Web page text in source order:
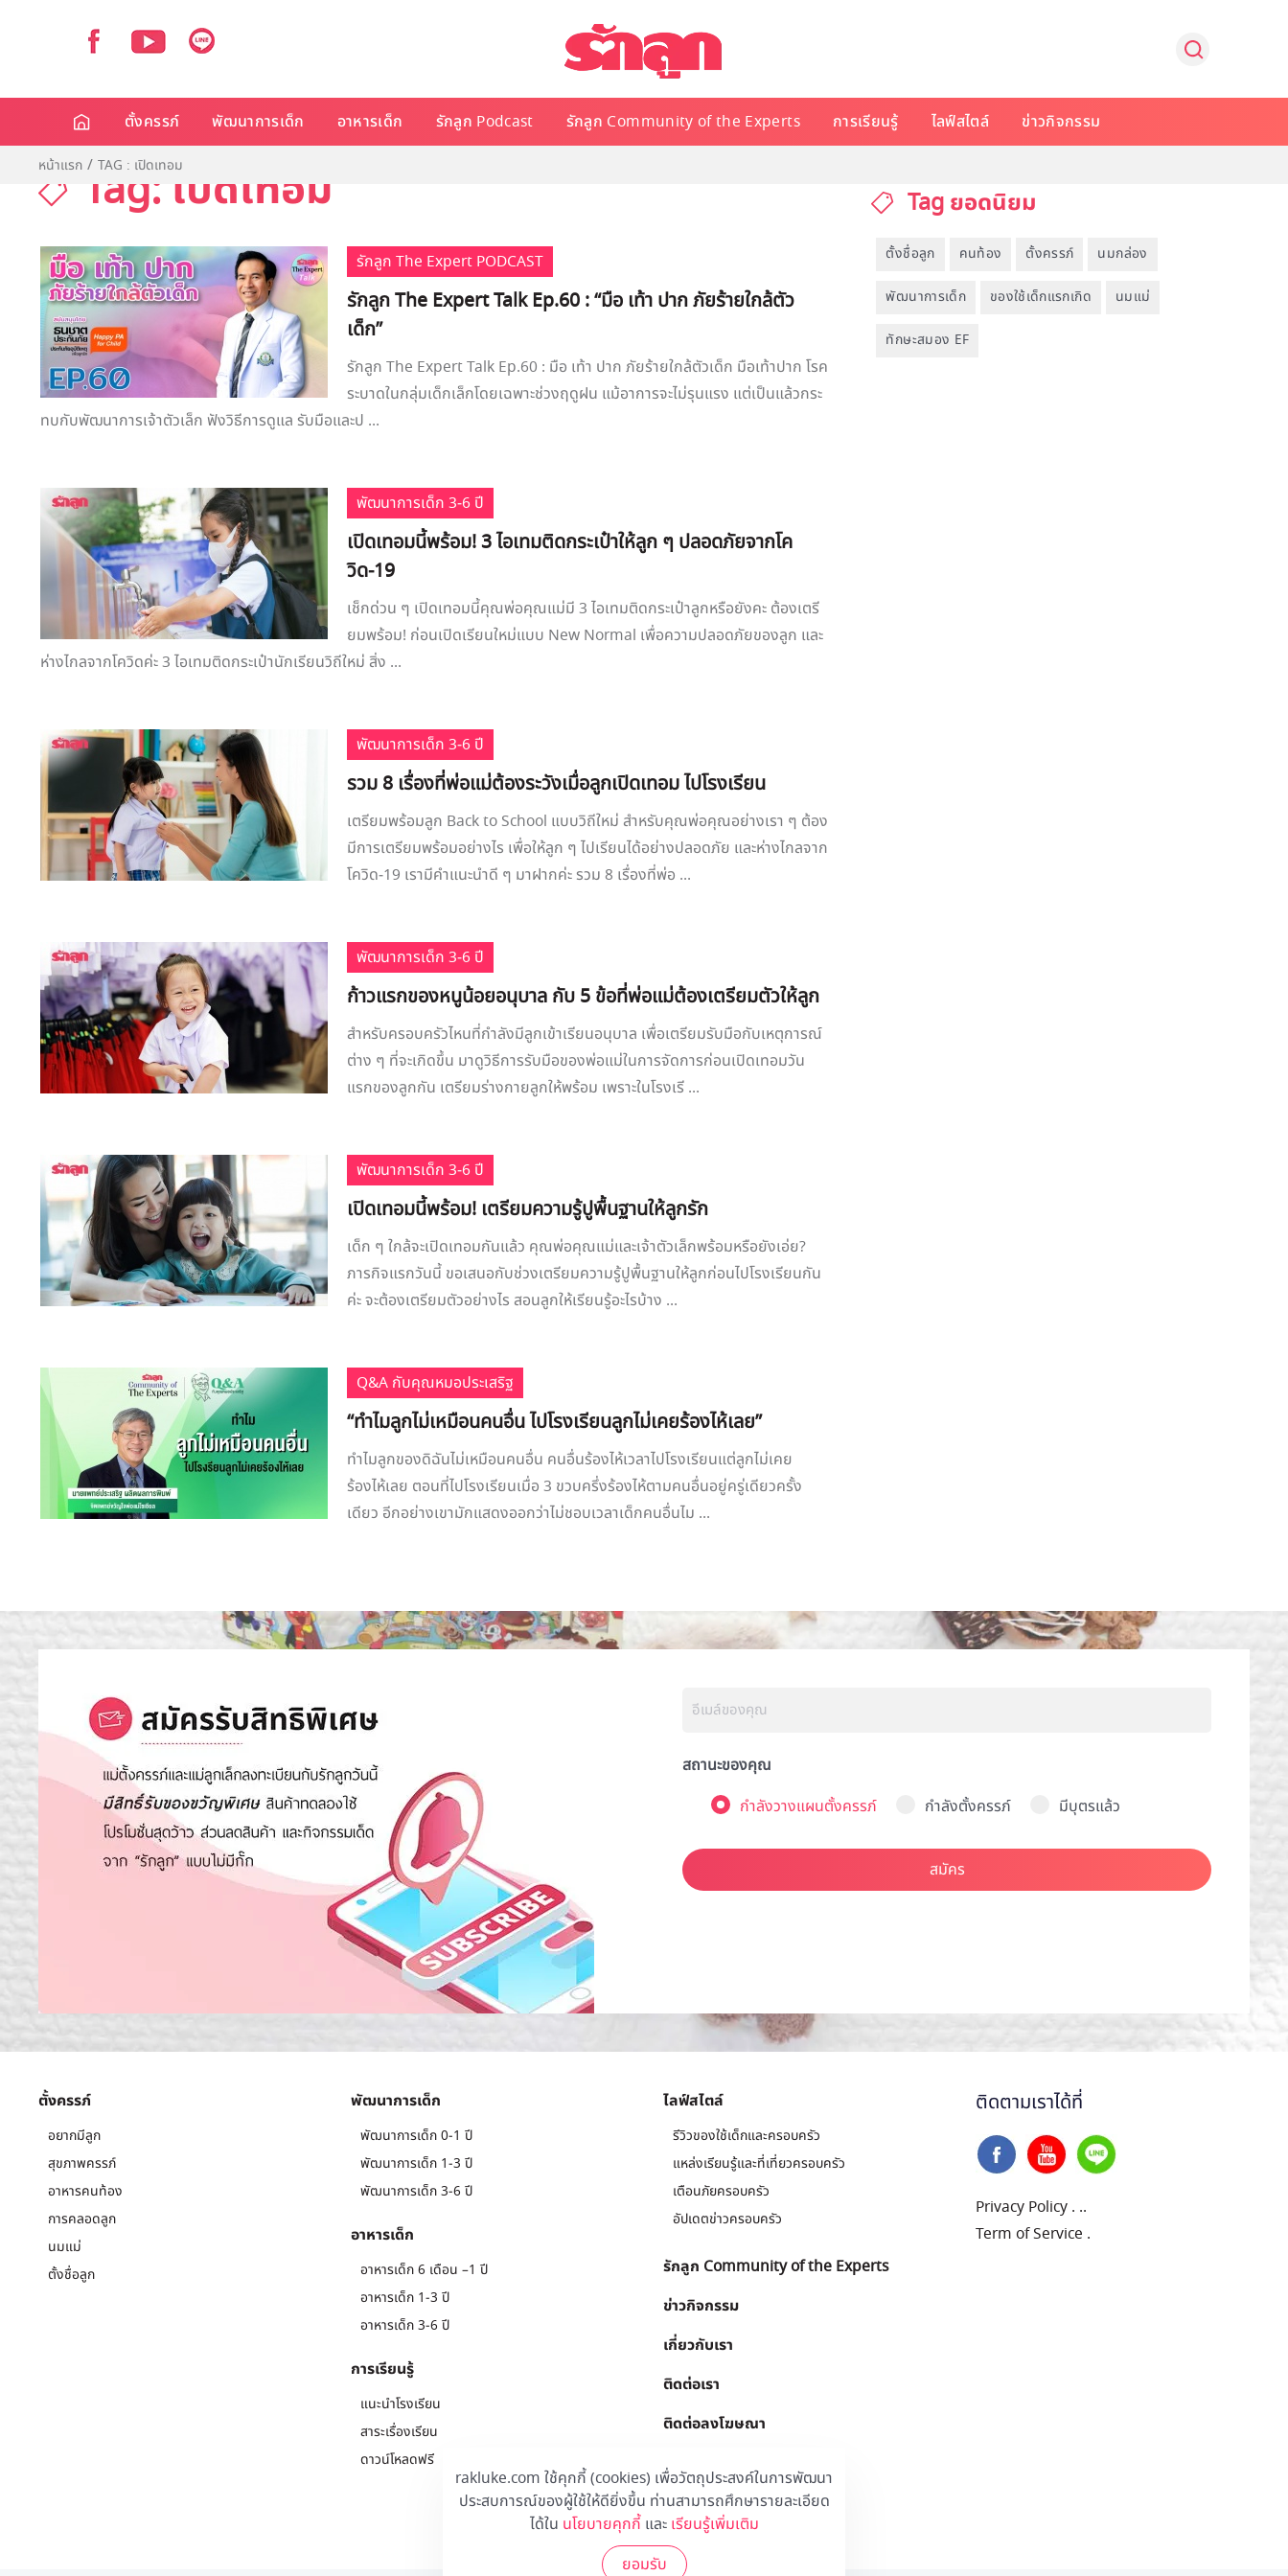
rakluke.com ใช้คุกกี้ (cookies) เพื่อวัตถุประสงค์ในการพัฒนา
ประสบการณ์ของผู้ใช้ให้ดียิ่งขึ้น ท่านสามารถศึกษารายละเอียด
ได้ใน นโยบายคุกกี้และ เรียนรู้เพิ่มเติม
ยอมรับ
ตั้งครรภ์ พัฒนาการเด็ก อาหารเด็ก รักลูก Podcast รักลูก Community of the Experts การเรียนรู้ ไลฟ์สไตล์ ข่าวกิจกรรม
หน้าแรก TAG : เปิดเทอม
Tag: เปิดเทอม
รักลูก The Expert PODCAST
รักลูก The Expert Talk Ep.60 : “มือ เท้า ปาก ภัยร้ายใกล้ตัว
เด็ก”
รักลูก The Expert Talk Ep.60 : มือ เท้า ปาก ภัยร้ายใกล้ตัวเด็ก มือเท้าปาก โรค
ระบาดในกลุ่มเด็กเล็กโดยเฉพาะช่วงฤดูฝน แม้อาการจะไม่รุนแรง แต่เป็นแล้วกระ
ทบกับพัฒนาการเจ้าตัวเล็ก ฟังวิธีการดูแล รับมือและป ...
พัฒนาการเด็ก 3-6 ปี
เปิดเทอมนี้พร้อม! 3 ไอเทมติดกระเป๋าให้ลูก ๆ ปลอดภัยจากโค
วิด-19
เช็กด่วน ๆ เปิดเทอมนี้คุณพ่อคุณแม่มี 3 ไอเทมติดกระเป๋าลูกหรือยังคะ ต้องเตรี
ยมพร้อม! ก่อนเปิดเรียนใหม่แบบ New Normal เพื่อความปลอดภัยของลูก และ
ห่างไกลจากโควิดค่ะ 3 ไอเทมติดกระเป๋านักเรียนวิถีใหม่ สิ่ง ...
พัฒนาการเด็ก 3-6 ปี
รวม 8 เรื่องที่พ่อแม่ต้องระวังเมื่อลูกเปิดเทอม ไปโรงเรียน
เตรียมพร้อมลูก Back to School แบบวิถีใหม่ สำหรับคุณพ่อคุณอย่างเรา ๆ ต้อง
มีการเตรียมพร้อมอย่างไร เพื่อให้ลูก ๆ ไปเรียนได้อย่างปลอดภัย และห่างไกลจาก
โควิด-19 เรามีคำแนะนำดี ๆ มาฝากค่ะ รวม 8 เรื่องที่พ่อ ...
พัฒนาการเด็ก 3-6 ปี
ก้าวแรกของหนูน้อยอนุบาล กับ 5 ข้อที่พ่อแม่ต้องเตรียมตัวให้ลูก
สำหรับครอบครัวไหนที่กำลังมีลูกเข้าเรียนอนุบาล เพื่อเตรียมรับมือกับเหตุการณ์
ต่าง ๆ ที่จะเกิดขึ้น มาดูวิธีการรับมือของพ่อแม่ในการจัดการก่อนเปิดเทอมวัน
แรกของลูกกัน เตรียมร่างกายลูกให้พร้อม เพราะในโรงเรี ...
พัฒนาการเด็ก 3-6 ปี
เปิดเทอมนี้พร้อม! เตรียมความรู้ปูพื้นฐานให้ลูกรัก
เด็ก ๆ ใกล้จะเปิดเทอมกันแล้ว คุณพ่อคุณแม่และเจ้าตัวเล็กพร้อมหรือยังเอ่ย?
ภารกิจแรกวันนี้ ขอเสนอกับช่วงเตรียมความรู้ปูพื้นฐานให้ลูกก่อนไปโรงเรียนกัน
ค่ะ จะต้องเตรียมตัวอย่างไร สอนลูกให้เรียนรู้อะไรบ้าง ...
Q&A กับคุณหมอประเสริฐ
“ทำไมลูกไม่เหมือนคนอื่น ไปโรงเรียนลูกไม่เคยร้องไห้เลย”
ทำไมลูกของดิฉันไม่เหมือนคนอื่น คนอื่นร้องไห้เวลาไปโรงเรียนแต่ลูกไม่เคย
ร้องไห้เลย ตอนที่ไปโรงเรียนเมื่อ 3 ขวบครึ่งร้องไห้ตามคนอื่นอยู่ครู่เดียวครั้ง
เดียว อีกอย่างเขามักแสดงออกว่าไม่ชอบเวลาเด็กคนอื่นไม ...
Tag ยอดนิยม
ตั้งชื่อลูก คนท้อง ตั้งครรภ์ นมกล่อง
พัฒนาการเด็ก ของใช้เด็กแรกเกิด นมแม่
ทักษะสมอง EF
สถานะของคุณ
กำลังวางแผนตั้งครรภ์
กำลังตั้งครรภ์ มีบุตรแล้ว
สมัคร
ตั้งครรภ์
อยากมีลูก
สุขภาพครรภ์
อาหารคนท้อง
การคลอดลูก
นมแม่
ตั้งชื่อลูก
พัฒนาการเด็ก
พัฒนาการเด็ก 0-1 ปี
พัฒนาการเด็ก 1-3 ปี
พัฒนาการเด็ก 3-6 ปี
อาหารเด็ก
อาหารเด็ก 6 เดือน –1 ปี
อาหารเด็ก 1-3 ปี
อาหารเด็ก 3-6 ปี
การเรียนรู้
แนะนำโรงเรียน
สาระเรื่องเรียน
ดาวน์โหลดฟรี
ไลฟ์สไตล์
รีวิวของใช้เด็กและครอบครัว
แหล่งเรียนรู้และที่เที่ยวครอบครัว
เตือนภัยครอบครัว
อัปเดตข่าวครอบครัว
รักลูก Community of the Experts
ข่าวกิจกรรม
เกี่ยวกับเรา
ติดต่อเรา
ติดต่อลงโฆษณา
ติดตามเราได้ที่
Privacy Policy . ..
Term of Service .